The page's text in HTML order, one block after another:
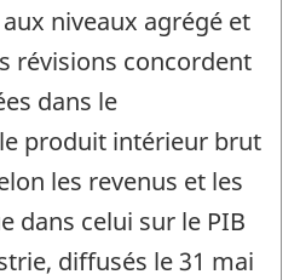
niveaux agrégé et
révisions concordent
dans le
produit intérieur brut
les revenus et les
dans celui sur le PIB
diffusés le 31 mai